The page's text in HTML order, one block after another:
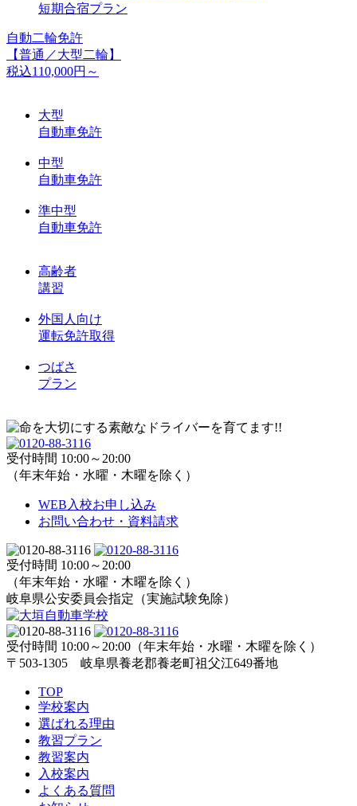
短期合宿プラン
自動二輪免許
【普通／大型二輪】
税込110,000円～
大型
自動車免許
中型
自動車免許
準中型
自動車免許
高齢者
講習
外国人向け
運転免許取得
つばさ
プラン
受付時間 10:00～20:00
（年末年始・水曜・木曜を除く）
WEB入校お申し込み
お問い合わせ・資料請求
受付時間 10:00～20:00
（年末年始・水曜・木曜を除く）
岐阜県公安委員会指定（実施試験免除）
受付時間 10:00～20:00（年末年始・水曜・木曜を除く）
〒503-1305 岐阜県養老郡養老町祖父江649番地
TOP
学校案内
選ばれる理由
教習プラン
教習案内
入校案内
よくある質問